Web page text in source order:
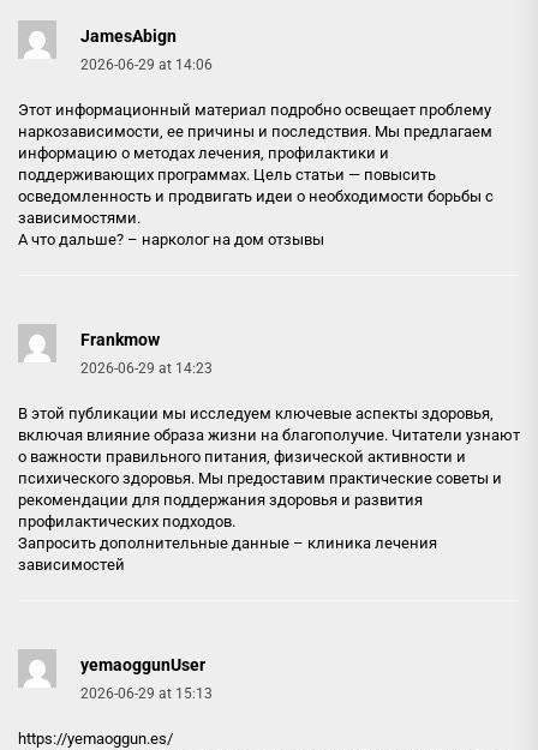
JamesAbign
2026-06-29 at 14:06
Этот информационный материал подробно освещает проблему
наркозависимости, ее причины и последствия. Мы предлагаем
информацию о методах лечения, профилактики и
поддерживающих программах. Цель статьи — повысить
осведомленность и продвигать идеи о необходимости борьбы с
зависимостями.
А что дальше? – нарколог на дом отзывы
Frankmow
2026-06-29 at 14:23
В этой публикации мы исследуем ключевые аспекты здоровья,
включая влияние образа жизни на благополучие. Читатели узнают
о важности правильного питания, физической активности и
психического здоровья. Мы предоставим практические советы и
рекомендации для поддержания здоровья и развития
профилактических подходов.
Запросить дополнительные данные – клиника лечения
зависимостей
yemaoggunUser
2026-06-29 at 15:13
https://yemaoggun.es/